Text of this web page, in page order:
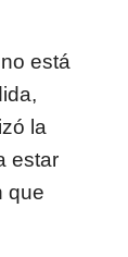
está
la
estar
que